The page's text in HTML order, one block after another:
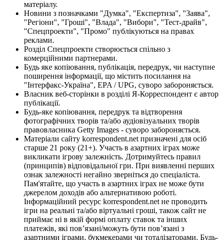
матеріалу.
Новини з позначками "Думка", "Експертиза", "Заява",
"Регіони", "Гроші", "Влада", "Вибори", "Тест-драйв",
"Спецпроекти", "Промо" публікуються на правах
реклами.
Розділ Спецпроекти створюється спільно з
комерційними партнерами.
Будь яке копіювання, публікація, передрук, чи наступне
поширення інформації, що містить посилання на
"Інтерфакс-Україна", EPA / UPG, суворо забороняється.
Власник веб-сторінки в розділі Я-Корреспондент є автор
публікації.
Будь-яке копіювання, передрук та відтворення
фотографічних творів та/або аудіовізуальних творів
правовласника Getty Images - суворо забороняється.
Матеріали сайту korrespondent.net призначені для осіб
старше 21 року (21+). Участь в азартних іграх може
викликати ігрову залежність. Дотримуйтесь правил
(принципів) відповідальної гри. При виявленні перших
ознак залежності негайно зверніться до спеціаліста.
Пам'ятайте, що участь в азартних іграх не може бути
джерелом доходів або альтернативою роботі.
Інформаційний ресурс korrespondent.net не проводить
ігри на реальні та/або віртуальні гроші, також сайт не
приймає ні в якій формі оплату ставок та інших
платежів, які пов’язані/можуть бути пов’язані з
азартними іграми, букмекерами чи тоталізаторами. Будь-